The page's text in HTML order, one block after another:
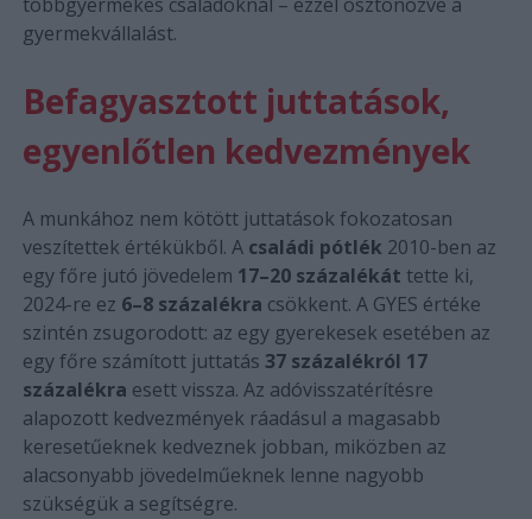
gyermekvállalást.
Befagyasztott juttatások,
egyenlőtlen kedvezmények
A munkához nem kötött juttatások fokozatosan
veszítettek értékükből. A családi pótlék 2010-ben az
egy főre jutó jövedelem 17–20 százalékát tette ki,
2024-re ez 6–8 százalékra csökkent. A GYES értéke
szintén zsugorodott: az egy gyerekesek esetében az
egy főre számított juttatás 37 százalékról 17
százalékra esett vissza. Az adóvisszatérítésre
alapozott kedvezmények ráadásul a magasabb
keresetűeknek kedveznek jobban, miközben az
alacsonyabb jövedelműeknek lenne nagyobb
szükségük a segítségre.